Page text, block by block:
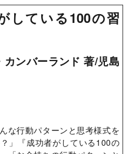
している100の習
カンバーランド 著/児島
な行動パターンと思考様式を
」『成功者がしている100の